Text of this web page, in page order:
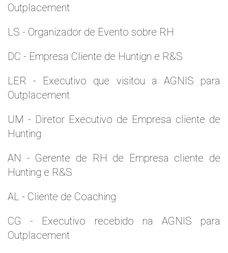
Outplacement
LS - Organizador de Evento sobre RH
DC - Empresa Cliente de Huntign e R&S
LER - Executivo que visitou a AGNIS para
Outplacement
UM - Diretor Executivo de Empresa cliente de
Hunting
AN - Gerente de RH de Empresa cliente de
Hunting e R&S
AL - Cliente de Coaching
CG - Executivo recebido na AGNIS para
Outplacement